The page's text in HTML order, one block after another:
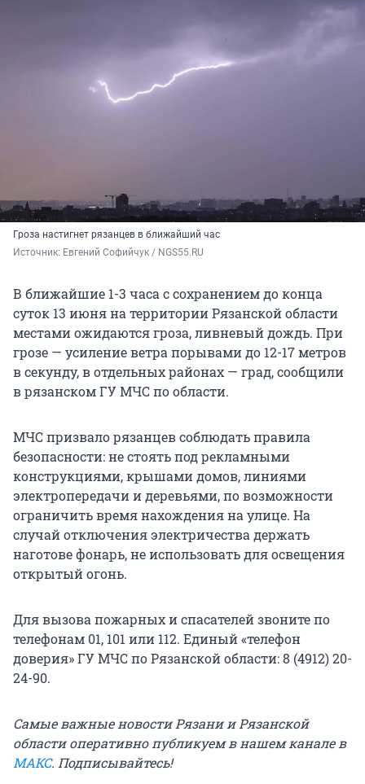
Гроза настигнет рязанцев в ближайший час
Источник: Евгений Софийчук / NGS55.RU
В ближайшие 1-3 часа с сохранением до конца
суток 13 июня на территории Рязанской области
местами ожидаются гроза, ливневый дождь. При
грозе — усиление ветра порывами до 12-17 метров
в секунду, в отдельных районах — град, сообщили
в рязанском ГУ МЧС по области.
МЧС призвало рязанцев соблюдать правила
безопасности: не стоять под рекламными
конструкциями, крышами домов, линиями
электропередачи и деревьями, по возможности
ограничить время нахождения на улице. На
случай отключения электричества держать
наготове фонарь, не использовать для освещения
открытый огонь.
Для вызова пожарных и спасателей звоните по
телефонам 01, 101 или 112. Единый «телефон
доверия» ГУ МЧС по Рязанской области: 8 (4912) 20-
24-90.
Самые важные новости Рязани и Рязанской
области оперативно публикуем в нашем канале в
МАКС. Подписывайтесь!